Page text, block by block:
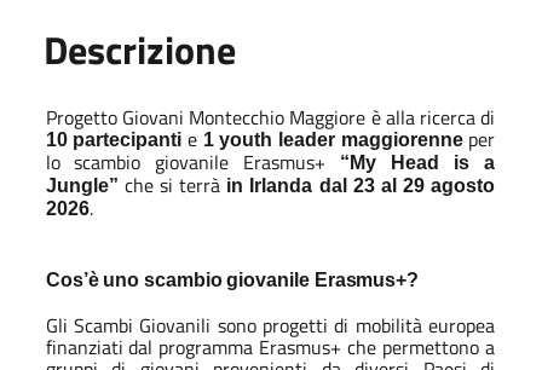
Descrizione
Progetto Giovani Montecchio Maggiore è alla ricerca di
10 partecipanti e 1 youth leader maggiorenne per
lo scambio giovanile Erasmus+
“My Head is a
Jungle” che si terrà in Irlanda dal 23 al 29 agosto
2026.
Cos’è uno scambio giovanile Erasmus+?
Gli Scambi Giovanili sono progetti di mobilità europea
finanziati dal programma Erasmus+ che permettono a